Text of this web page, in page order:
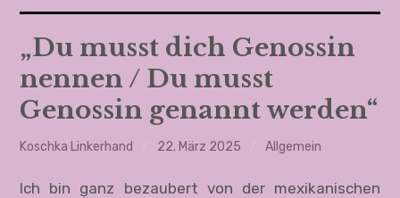
Feministisch streiten 1 & 2
Die Irrfahrten der Anne Bonnie
Ein neuer, ein ganz anderer Ort
„Du musst dich Genossin
nennen / Du musst
Genossin genannt werden“
Koschka Linkerhand 22. März 2025 Allgemein
Ich bin ganz bezaubert von der mexikanischen